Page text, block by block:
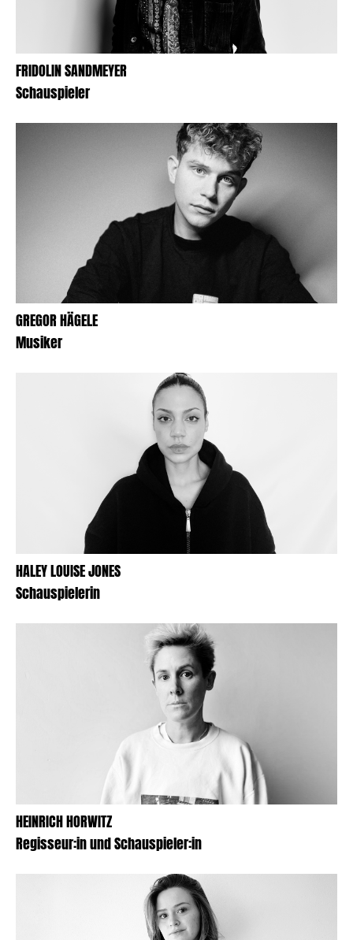
FRIDOLIN SANDMEYER
Schauspieler
GREGOR HÄGELE
Musiker
HALEY LOUISE JONES
Schauspielerin
HEINRICH HORWITZ
Regisseur:in und Schauspieler:in